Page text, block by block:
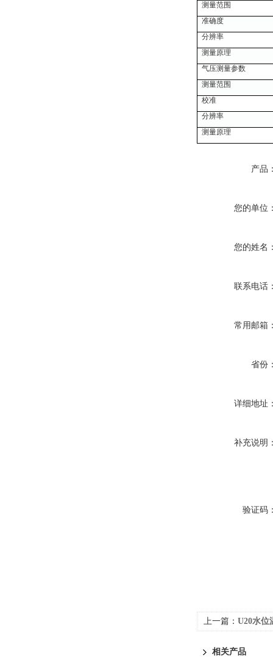
测量范围
准确度
分辨率
测量原理
气压测量参数
测量范围
校准
分辨率
测量原理
产品
您的单位
您的姓名
联系电话
常用邮箱
省份
详细地址
补充说明
验证码
上一篇： U20水位
相关产品